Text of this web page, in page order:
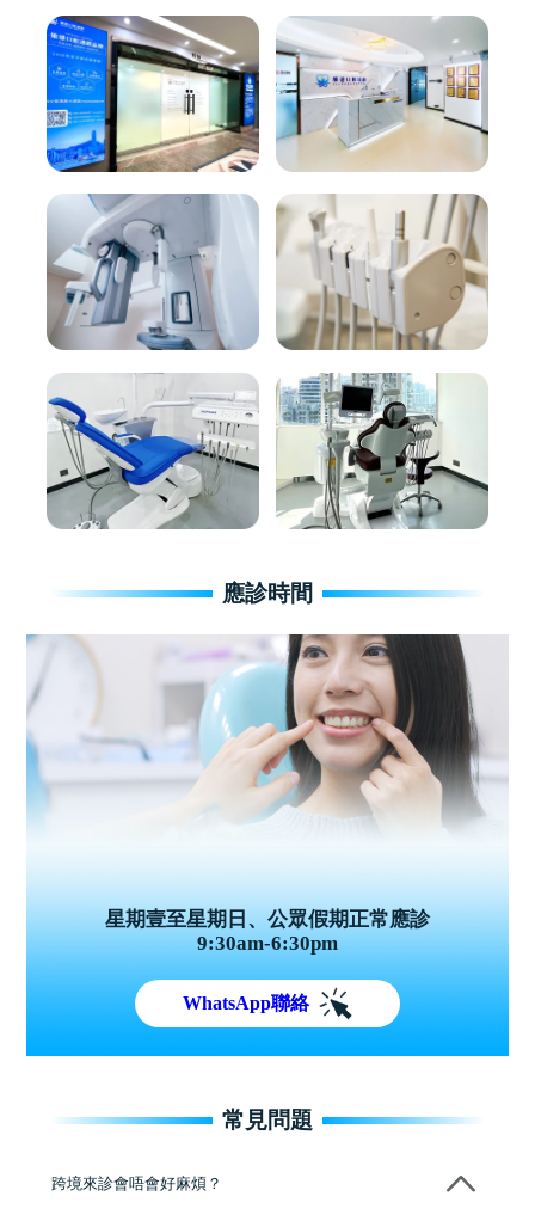
應診時間
星期壹至星期日、公眾假期正常應診
9:30am-6:30pm
WhatsApp聯絡
常見問題
跨境來診會唔會好麻煩？